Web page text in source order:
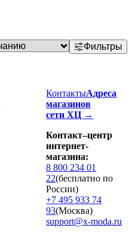
Фильтры
КонтактыАдреса
магазинов
сети ХЦ →
Контакт–центр
интернет-
магазина:
8 800 234 01
22(бесплатно по
России)
+7 495 933 74
93(Москва)
support@x-moda.ru